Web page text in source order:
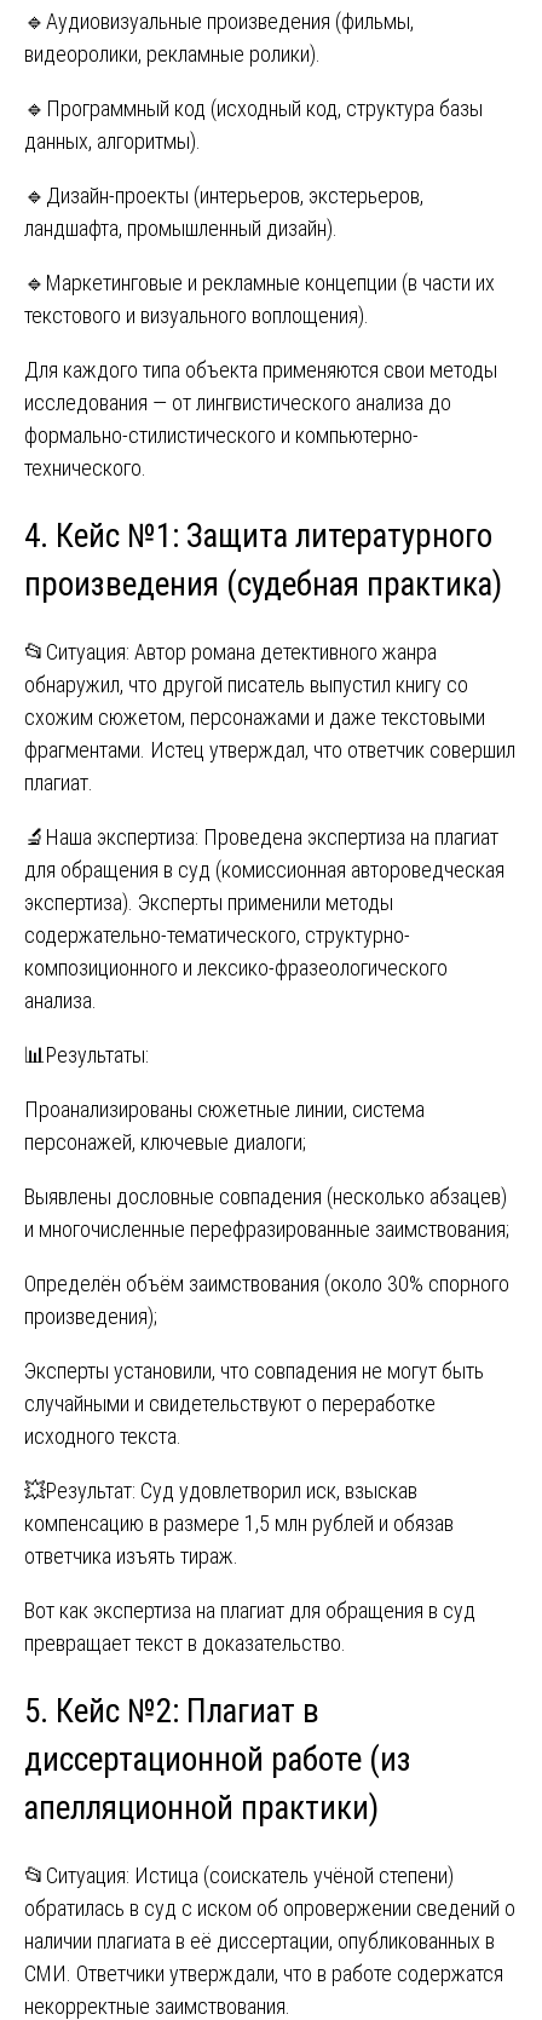
🔹Аудиовизуальные произведения (фильмы,
видеоролики, рекламные ролики).
🔹Программный код (исходный код, структура базы
данных, алгоритмы).
🔹Дизайн-проекты (интерьеров, экстерьеров,
ландшафта, промышленный дизайн).
🔹Маркетинговые и рекламные концепции (в части их
текстового и визуального воплощения).
Для каждого типа объекта применяются свои методы
исследования — от лингвистического анализа до
формально-стилистического и компьютерно-
технического.
4. Кейс №1: Защита литературного
произведения (судебная практика)
📂Ситуация: Автор романа детективного жанра
обнаружил, что другой писатель выпустил книгу со
схожим сюжетом, персонажами и даже текстовыми
фрагментами. Истец утверждал, что ответчик совершил
плагиат.
🔬Наша экспертиза: Проведена экспертиза на плагиат
для обращения в суд (комиссионная автороведческая
экспертиза). Эксперты применили методы
содержательно-тематического, структурно-
композиционного и лексико-фразеологического
анализа.
📊Результаты:
Проанализированы сюжетные линии, система
персонажей, ключевые диалоги;
Выявлены дословные совпадения (несколько абзацев)
и многочисленные перефразированные заимствования;
Определён объём заимствования (около 30% спорного
произведения);
Эксперты установили, что совпадения не могут быть
случайными и свидетельствуют о переработке
исходного текста.
💥Результат: Суд удовлетворил иск, взыскав
компенсацию в размере 1,5 млн рублей и обязав
ответчика изъять тираж.
Вот как экспертиза на плагиат для обращения в суд
превращает текст в доказательство.
5. Кейс №2: Плагиат в
диссертационной работе (из
апелляционной практики)
📂Ситуация: Истица (соискатель учёной степени)
обратилась в суд с иском об опровержении сведений о
наличии плагиата в её диссертации, опубликованных в
СМИ. Ответчики утверждали, что в работе содержатся
некорректные заимствования.